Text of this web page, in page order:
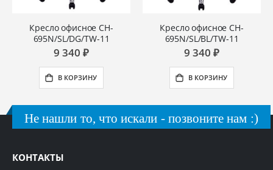
Кресло офисное CH-
695N/SL/DG/TW-11
9 340 ₽
В КОРЗИНУ
Кресло офисное CH-
695N/SL/BL/TW-11
9 340 ₽
В КОРЗИНУ
Не нашли то, что искали - позвоните нам :)
КОНТАКТЫ